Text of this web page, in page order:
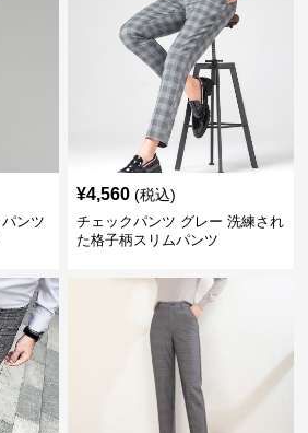
ンツ
¥4,560 (税込)
チェックパンツ グレー 洗練され
た格子柄スリムパンツ